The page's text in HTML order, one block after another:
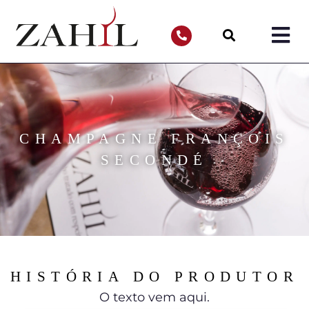
CHAMPAGNE FRANÇOIS
SECONDÉ
HISTÓRIA DO PRODUTOR
O texto vem aqui.